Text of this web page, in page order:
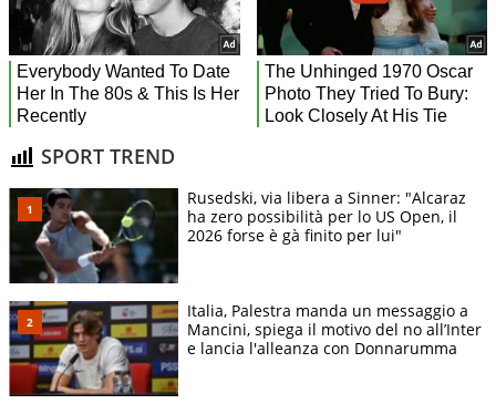
SPORT TREND
Rusedski, via libera a Sinner: "Alcaraz
ha zero possibilità per lo US Open, il
2026 forse è gà finito per lui"
Italia, Palestra manda un messaggio a
Mancini, spiega il motivo del no all’Inter
e lancia l'alleanza con Donnarumma